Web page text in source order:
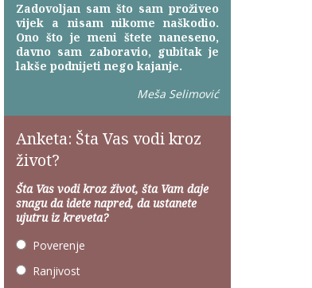
Zadovoljan sam što sam proživeo
vijek a nisam nikome naškodio.
Ono što je meni štete naneseno,
davno sam zaboravio, gubitak je
lakše podnijeti nego kajanje.
Meša Selimović
Anketa: Šta Vas vodi kroz
život?
Šta Vas vodi kroz život, šta Vam daje
snagu da idete napred, da ustanete
ujutru iz kreveta?
Poverenje
Ranjivost